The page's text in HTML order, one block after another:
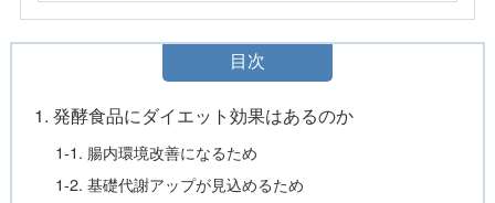
目次
1. 発酵食品にダイエット効果はあるのか
1-1. 腸内環境改善になるため
1-2. 基礎代謝アップが見込めるため